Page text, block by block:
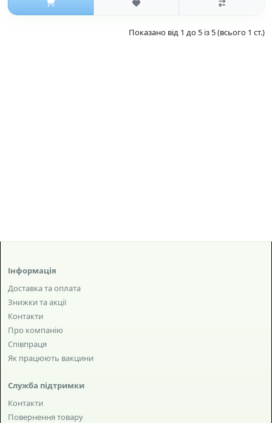
Показано від 1 до 5 із 5 (всього 1 ст.)
Інформація
Доставка та оплата
Знижки та акції
Контакти
Про компанію
Співпраця
Як працюють вакцини
Служба підтримки
Контакти
Повернення товару